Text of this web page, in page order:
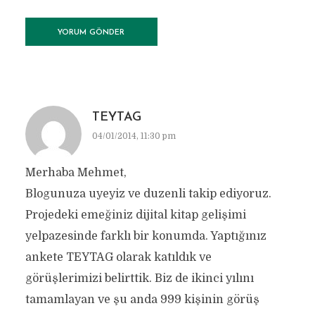
TEYTAG
04/01/2014, 11:30 pm
Merhaba Mehmet,
Blogunuza uyeyiz ve duzenli takip ediyoruz.
Projedeki emeğiniz dijital kitap gelişimi
yelpazesinde farklı bir konumda. Yaptığınız
ankete TEYTAG olarak katıldık ve
görüşlerimizi belirttik. Biz de ikinci yılını
tamamlayan ve şu anda 999 kişinin görüş